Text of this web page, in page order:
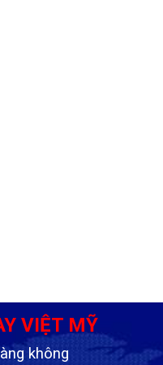
VIỆT MỸ
không